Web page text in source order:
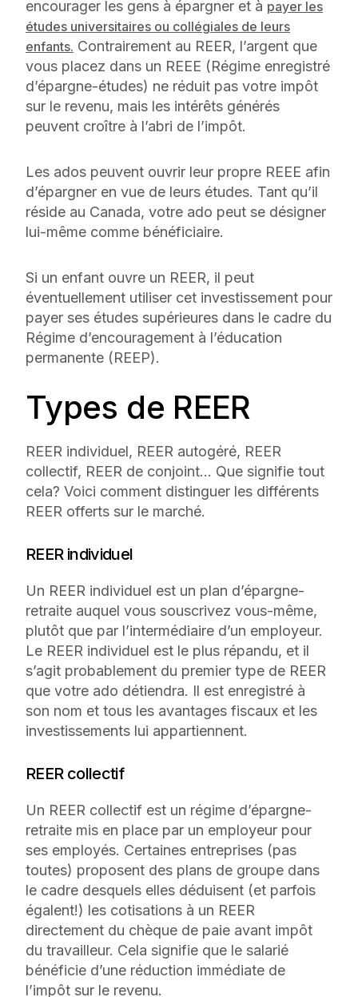
encourager les gens à épargner et à payer les
études universitaires ou collégiales de leurs
enfants. Contrairement au REER, l’argent que
vous placez dans un REEE (Régime enregistré
d’épargne-études) ne réduit pas votre impôt
sur le revenu, mais les intérêts générés
peuvent croître à l’abri de l’impôt.
Les ados peuvent ouvrir leur propre REEE afin
d’épargner en vue de leurs études. Tant qu’il
réside au Canada, votre ado peut se désigner
lui-même comme bénéficiaire.
Si un enfant ouvre un REER, il peut
éventuellement utiliser cet investissement pour
payer ses études supérieures dans le cadre du
Régime d’encouragement à l’éducation
permanente (REEP).
Types de REER
REER individuel, REER autogéré, REER
collectif, REER de conjoint… Que signifie tout
cela? Voici comment distinguer les différents
REER offerts sur le marché.
REER individuel
Un REER individuel est un plan d’épargne-
retraite auquel vous souscrivez vous-même,
plutôt que par l’intermédiaire d’un employeur.
Le REER individuel est le plus répandu, et il
s’agit probablement du premier type de REER
que votre ado détiendra. Il est enregistré à
son nom et tous les avantages fiscaux et les
investissements lui appartiennent.
REER collectif
Un REER collectif est un régime d’épargne-
retraite mis en place par un employeur pour
ses employés. Certaines entreprises (pas
toutes) proposent des plans de groupe dans
le cadre desquels elles déduisent (et parfois
égalent!) les cotisations à un REER
directement du chèque de paie avant impôt
du travailleur. Cela signifie que le salarié
bénéficie d’une réduction immédiate de
l’impôt sur le revenu.